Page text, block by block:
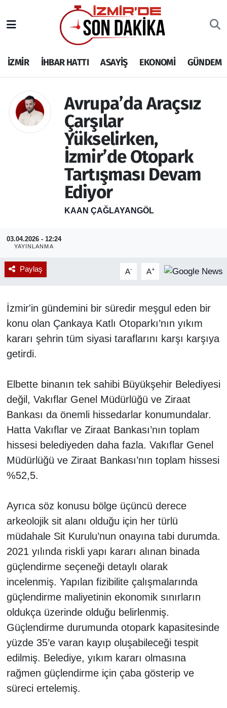
İZMİR İHBAR HATTI ASAYİŞ EKONOMİ GÜNDEM
Avrupa’da Araçsız
Çarşılar
Yükselirken,
İzmir’de Otopark
Tartışması Devam
Ediyor
KAAN ÇAĞLAYANGÖL
03.04.2026 - 12:24
YAYINLANMA
Paylaş A- A+
İzmir'in gündemini bir süredir meşgul eden bir
konu olan Çankaya Katlı Otoparkı’nın yıkım
kararı şehrin tüm siyasi taraflarını karşı karşıya
getirdi.
Elbette binanın tek sahibi Büyükşehir Belediyesi
değil, Vakıflar Genel Müdürlüğü ve Ziraat
Bankası da önemli hissedarlar konumundalar.
Hatta Vakıflar ve Ziraat Bankası’nın toplam
hissesi belediyeden daha fazla. Vakıflar Genel
Müdürlüğü ve Ziraat Bankası’nın toplam hissesi
%52,5.
Ayrıca söz konusu bölge üçüncü derece
arkeolojik sit alanı olduğu için her türlü
müdahale Sit Kurulu’nun onayına tabi durumda.
2021 yılında riskli yapı kararı alınan binada
güçlendirme seçeneği detaylı olarak
incelenmiş. Yapılan fizibilite çalışmalarında
güçlendirme maliyetinin ekonomik sınırların
oldukça üzerinde olduğu belirlenmiş.
Güçlendirme durumunda otopark kapasitesinde
yüzde 35’e varan kayıp oluşabileceği tespit
edilmiş. Belediye, yıkım kararı olmasına
rağmen güçlendirme için çaba gösterip ve
süreci ertelemiş.
İHBAR HATTI
DEPREM
GENEL
EKONOMİ
SİYASET
RESMİ REKLAM
İzmir Nöbetçi Eczaneler
İzmir Hava Durumu
İzmir Namaz Vakitleri
İzmir Trafik Yoğunluk Haritası
Puan Durumu ve Fikstür
Tüm Manşetler
Son Dakika Haberleri